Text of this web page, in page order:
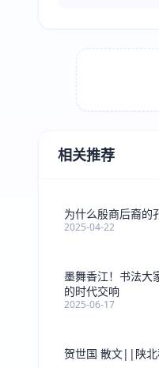
相关推荐
为什么殷商后裔的
2025-04-22
墨舞香江！书法大
的时代交响
2025-06-17
贺世国 散文||陕北